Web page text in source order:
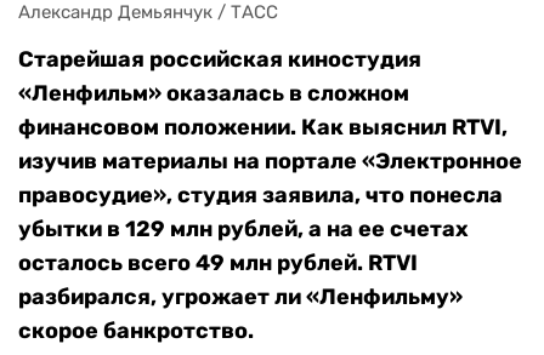
Александр Демьянчук / ТАСС
Старейшая российская киностудия
«Ленфильм» оказалась в сложном
финансовом положении. Как выяснил RTVI,
изучив материалы на портале «Электронное
правосудие», студия заявила, что понесла
убытки в 129 млн рублей, а на ее счетах
осталось всего 49 млн рублей. RTVI
разбирался, угрожает ли «Ленфильму»
скорое банкротство.